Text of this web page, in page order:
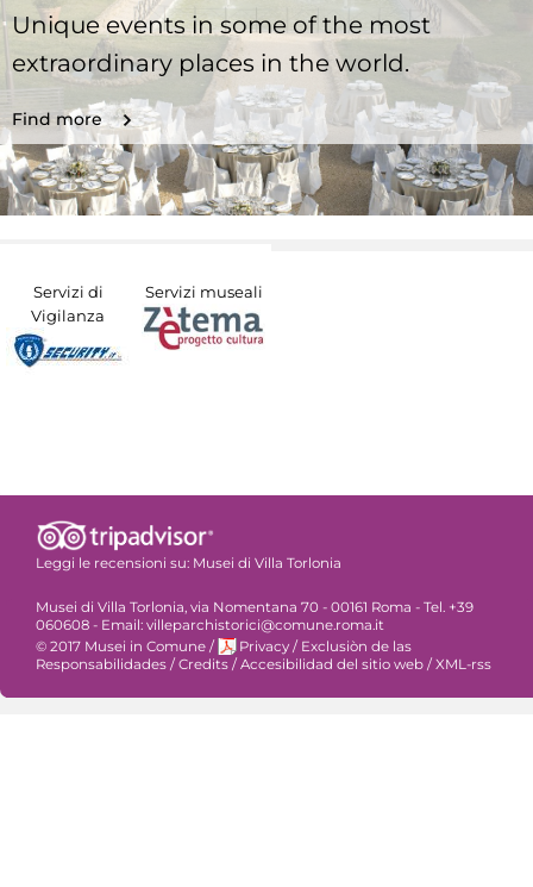
Unique events in some of the most
extraordinary places in the world.
Find more
Servizi di
Vigilanza
Servizi museali
Leggi le recensioni su: Musei di Villa Torlonia
Musei di Villa Torlonia, via Nomentana 70 - 00161 Roma - Tel. +39
060608 - Email: villeparchistorici@comune.roma.it
© 2017 Musei in Comune / Privacy / Exclusiòn de las
Responsabilidades /Credits /Accesibilidad del sitio web /XML-rss